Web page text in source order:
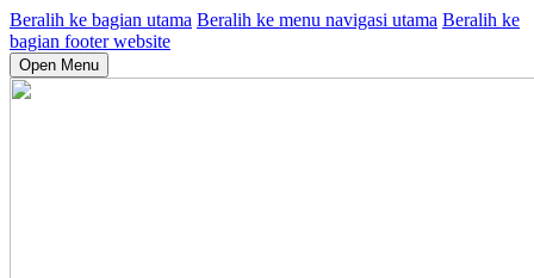
Beralih ke bagian utama Beralih ke menu navigasi utama Beralih ke
bagian footer website
Open Menu